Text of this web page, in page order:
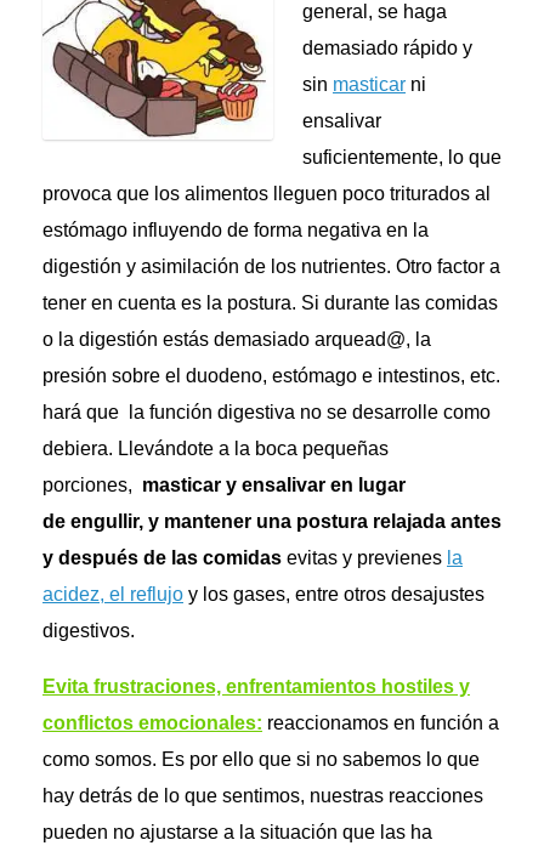
general, se haga
demasiado rápido y
sin masticar ni
ensalivar
suficientemente, lo que
provoca que los alimentos lleguen poco triturados al
estómago influyendo de forma negativa en la
digestión y asimilación de los nutrientes. Otro factor a
tener en cuenta es la postura. Si durante las comidas
o la digestión estás demasiado arquead@, la
presión sobre el duodeno, estómago e intestinos, etc.
hará que la función digestiva no se desarrolle como
debiera. Llevándote a la boca pequeñas
porciones, masticar y ensalivar en lugar
de engullir, y mantener una postura relajada antes
y después de las comidas evitas y previenes la
acidez, el reflujo y los gases, entre otros desajustes
digestivos.
Evita frustraciones, enfrentamientos hostiles y
conflictos emocionales: reaccionamos en función a
como somos. Es por ello que si no sabemos lo que
hay detrás de lo que sentimos, nuestras reacciones
pueden no ajustarse a la situación que las ha